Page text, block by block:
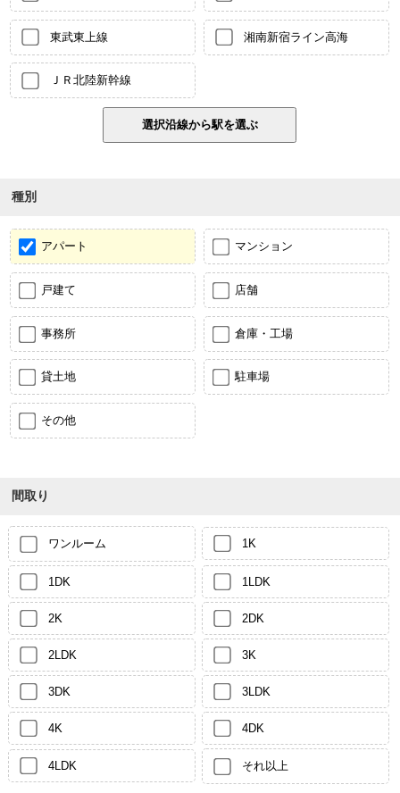
東武東上線 湘南新宿ライン高海
ＪＲ北陸新幹線
種別
アパート マンション
戸建て 店舗
事務所 倉庫・工場
貸土地 駐車場
その他
間取り
ワンルーム 1K
1DK 1LDK
2K 2DK
2LDK 3K
3DK 3LDK
4K 4DK
4LDK それ以上